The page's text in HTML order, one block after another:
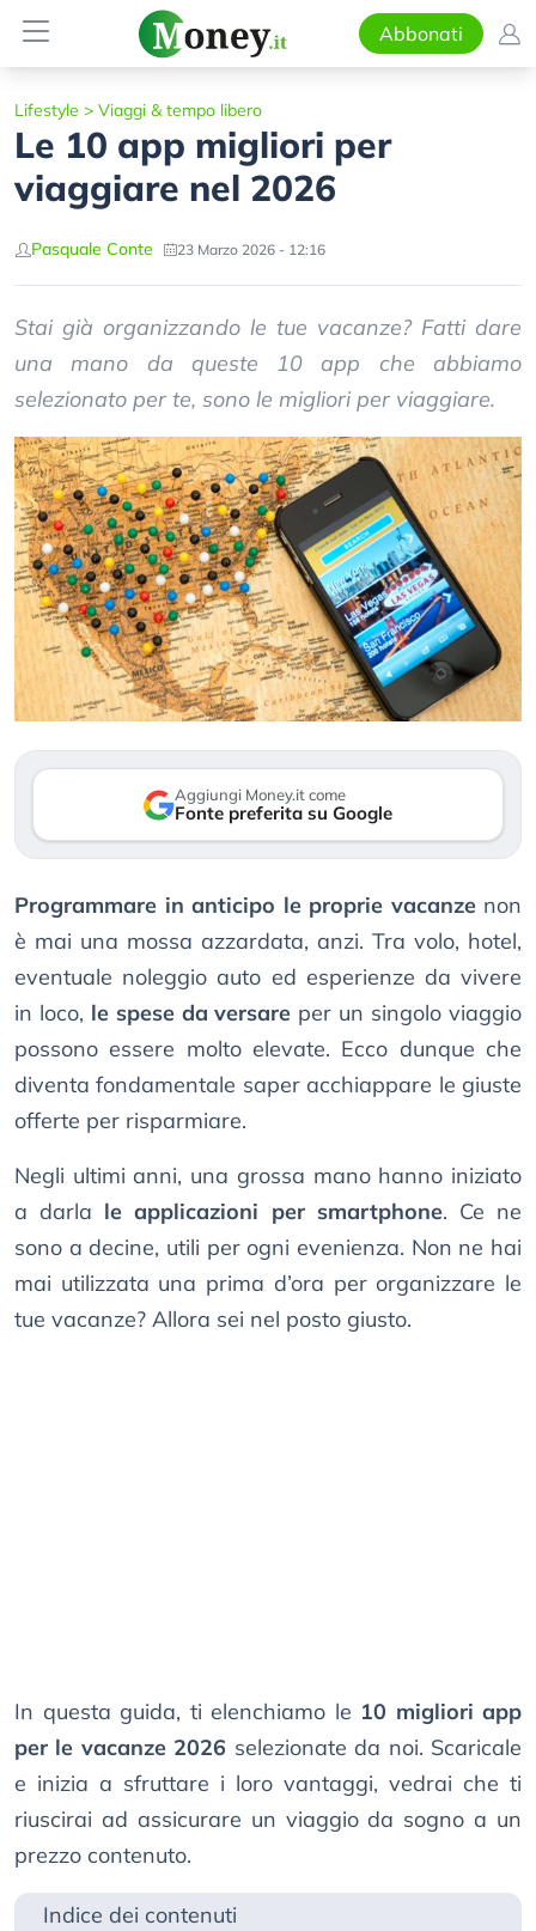
Abbonati
Lifestyle > Viaggi & tempo libero
Le 10 app migliori per
viaggiare nel 2026
Pasquale Conte 23 Marzo 2026 - 12:16
Stai già organizzando le tue vacanze? Fatti dare
una mano da queste 10 app che abbiamo
selezionato per te, sono le migliori per viaggiare.
Aggiungi Money.it come
Fonte preferita su Google
Programmare in anticipo le proprie vacanzenon
è mai una mossa azzardata, anzi. Tra volo, hotel,
eventuale noleggio auto ed esperienze da vivere
in loco, le spese da versare per un singolo viaggio
possono essere molto elevate. Ecco dunque che
diventa fondamentale saper acchiappare le giuste
offerte per risparmiare.
Negli ultimi anni, una grossa mano hanno iniziato
a darla le applicazioni per smartphone. Ce ne
sono a decine, utili per ogni evenienza. Non ne hai
mai utilizzata una prima d’ora per organizzare le
tue vacanze? Allora sei nel posto giusto.
In questa guida, ti elenchiamo le 10 migliori app
per le vacanze 2026 selezionate da noi. Scaricale
e inizia a sfruttare i loro vantaggi, vedrai che ti
riuscirai ad assicurare un viaggio da sogno a un
prezzo contenuto.
Indice dei contenuti